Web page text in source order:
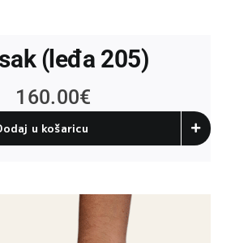
(leđa 205)
160.00€
u košaricu